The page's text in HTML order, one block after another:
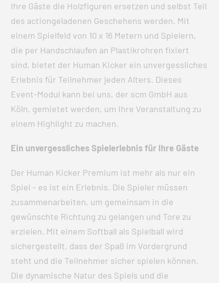
Ihre Gäste die Holzfiguren ersetzen und selbst Teil
des actiongeladenen Geschehens werden. Mit
einem Spielfeld von 10 x 16 Metern und Spielern,
die per Handschlaufen an Plastikrohren fixiert
sind, bietet der Human Kicker ein unvergessliches
Erlebnis für Teilnehmer jeden Alters. Dieses
Event-Modul kann bei uns, der scm GmbH aus
Köln, gemietet werden, um Ihre Veranstaltung zu
einem Highlight zu machen.
Ein unvergessliches Spielerlebnis für Ihre Gäste
Der Human Kicker Premium ist mehr als nur ein
Spiel – es ist ein Erlebnis. Die Spieler müssen
zusammenarbeiten, um gemeinsam in die
gewünschte Richtung zu gelangen und Tore zu
erzielen. Mit einem Softball als Spielball wird
sichergestellt, dass der Spaß im Vordergrund
steht und die Teilnehmer sicher spielen können.
Die dynamische Natur des Spiels und die